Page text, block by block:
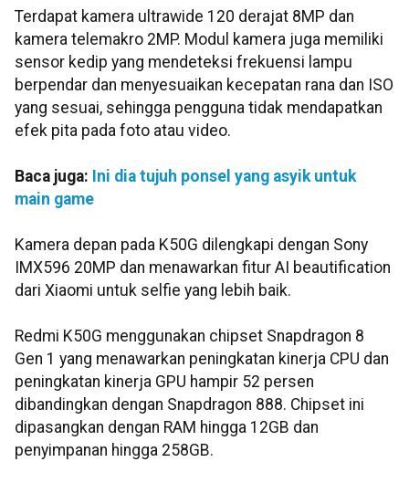
Terdapat kamera ultrawide 120 derajat 8MP dan
kamera telemakro 2MP. Modul kamera juga memiliki
sensor kedip yang mendeteksi frekuensi lampu
berpendar dan menyesuaikan kecepatan rana dan ISO
yang sesuai, sehingga pengguna tidak mendapatkan
efek pita pada foto atau video.
Baca juga: Ini dia tujuh ponsel yang asyik untuk
main game
Kamera depan pada K50G dilengkapi dengan Sony
IMX596 20MP dan menawarkan fitur AI beautification
dari Xiaomi untuk selfie yang lebih baik.
Redmi K50G menggunakan chipset Snapdragon 8
Gen 1 yang menawarkan peningkatan kinerja CPU dan
peningkatan kinerja GPU hampir 52 persen
dibandingkan dengan Snapdragon 888. Chipset ini
dipasangkan dengan RAM hingga 12GB dan
penyimpanan hingga 258GB.